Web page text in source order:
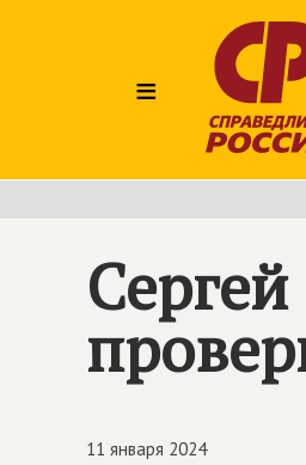
≡
11 января 2024